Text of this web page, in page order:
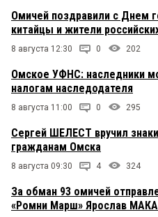
Омичей поздравили с Днем
китайцы и жители
8 августа 12:30 0 202
Омское УФНС: наследники
налогам наследодателя
8 августа 11:00 0 295
Сергей ШЕЛЕСТ вручил
гражданам Омска
8 августа 09:30 4 324
За обман 93 омичей
«Ромни Марш» Ярослав